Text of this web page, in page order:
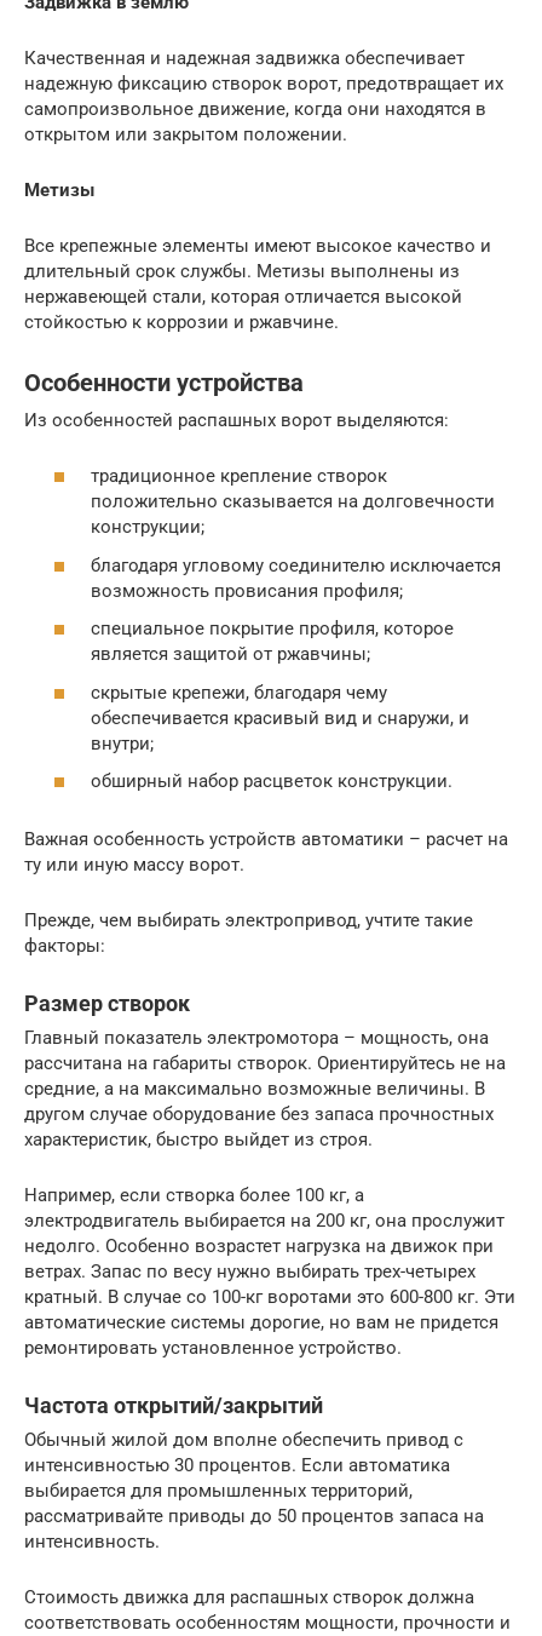
Качественная и надежная задвижка обеспечивает
надежную фиксацию створок ворот, предотвращает их
самопроизвольное движение, когда они находятся в
открытом или закрытом положении.
Метизы
Все крепежные элементы имеют высокое качество и
длительный срок службы. Метизы выполнены из
нержавеющей стали, которая отличается высокой
стойкостью к коррозии и ржавчине.
Особенности устройства
Из особенностей распашных ворот выделяются:
традиционное крепление створок
положительно сказывается на долговечности
конструкции;
благодаря угловому соединителю исключается
возможность провисания профиля;
специальное покрытие профиля, которое
является защитой от ржавчины;
скрытые крепежи, благодаря чему
обеспечивается красивый вид и снаружи, и
внутри;
обширный набор расцветок конструкции.
Важная особенность устройств автоматики – расчет на
ту или иную массу ворот.
Прежде, чем выбирать электропривод, учтите такие
факторы:
Размер створок
Главный показатель электромотора – мощность, она
рассчитана на габариты створок. Ориентируйтесь не на
средние, а на максимально возможные величины. В
другом случае оборудование без запаса прочностных
характеристик, быстро выйдет из строя.
Например, если створка более 100 кг, а
электродвигатель выбирается на 200 кг, она прослужит
недолго. Особенно возрастет нагрузка на движок при
ветрах. Запас по весу нужно выбирать трех-четырех
кратный. В случае со 100-кг воротами это 600-800 кг. Эти
автоматические системы дорогие, но вам не придется
ремонтировать установленное устройство.
Частота открытий/закрытий
Обычный жилой дом вполне обеспечить привод с
интенсивностью 30 процентов. Если автоматика
выбирается для промышленных территорий,
рассматривайте приводы до 50 процентов запаса на
интенсивность.
Стоимость движка для распашных створок должна
соответствовать особенностям мощности, прочности и